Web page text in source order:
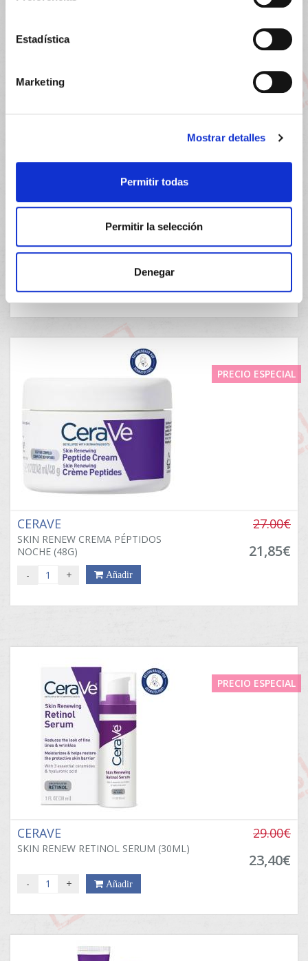
Estadística
Marketing
Mostrar detalles
Permitir todas
Permitir la selección
Denegar
PRECIO ESPECIAL
SKIN RENEW CONTORNO OJOS
PRECIO ESPECIAL
CERAVE
SKIN RENEW CREMA PÉPTIDOS
NOCHE (48G)
27.00€
21,85€
- + Añadir
PRECIO ESPECIAL
CERAVE
SKIN RENEW RETINOL SERUM (30ML)
29.00€
23,40€
- + Añadir